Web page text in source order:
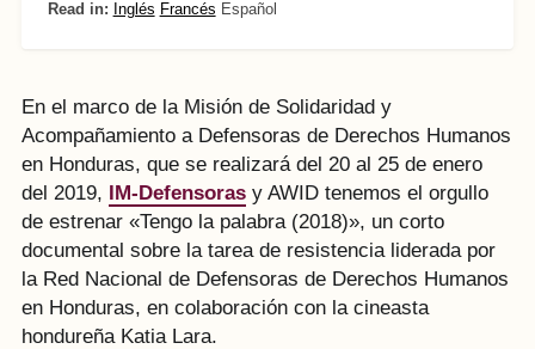
Read in: Inglés Francés Español
En el marco de la Misión de Solidaridad y
Acompañamiento a Defensoras de Derechos Humanos
en Honduras, que se realizará del 20 al 25 de enero
del 2019, IM-Defensorasy AWID tenemos el orgullo
de estrenar «Tengo la palabra (2018)», un corto
documental sobre la tarea de resistencia liderada por
la Red Nacional de Defensoras de Derechos Humanos
en Honduras, en colaboración con la cineasta
hondureña Katia Lara.